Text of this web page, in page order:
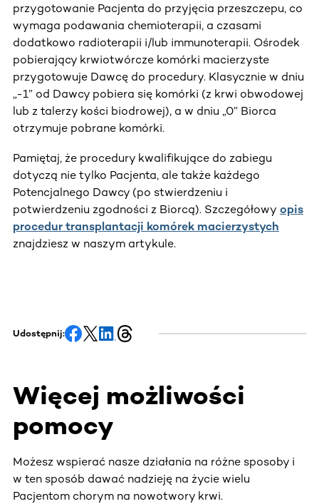
przygotowanie Pacjenta do przyjęcia przeszczepu, co
wymaga podawania chemioterapii, a czasami
dodatkowo radioterapii i/lub immunoterapii. Ośrodek
pobierający krwiotwórcze komórki macierzyste
przygotowuje Dawcę do procedury. Klasycznie w dniu
„-1” od Dawcy pobiera się komórki (z krwi obwodowej
lub z talerzy kości biodrowej), a w dniu „0” Biorca
otrzymuje pobrane komórki.
Pamiętaj, że procedury kwalifikujące do zabiegu
dotyczą nie tylko Pacjenta, ale także każdego
Potencjalnego Dawcy (po stwierdzeniu i
potwierdzeniu zgodności z Biorcą). Szczegółowy opis
procedur transplantacji komórek macierzystych
znajdziesz w naszym artykule.
Udostępnij:
Więcej możliwości
pomocy
Możesz wspierać nasze działania na różne sposoby i
w ten sposób dawać nadzieję na życie wielu
Pacjentom chorym na nowotwory krwi.